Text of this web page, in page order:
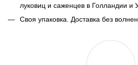
луковиц и саженцев в Голландии и
Своя упаковка. Доставка без